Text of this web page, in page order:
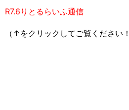
R7.6りとるらいふ通信
（↑をクリックしてご覧ください！